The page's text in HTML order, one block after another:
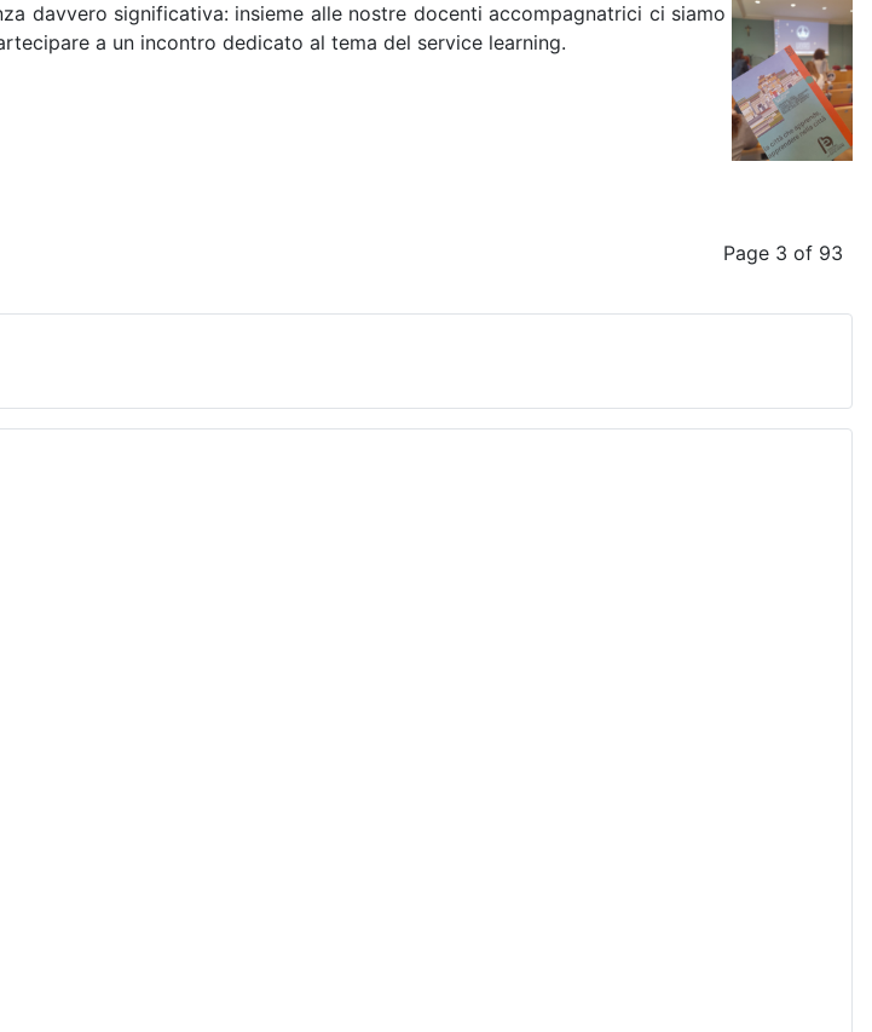
davvero significativa: insieme alle nostre docenti accompagnatrici ci siamo
a un incontro dedicato al tema del service learning.
Page 3 of 93